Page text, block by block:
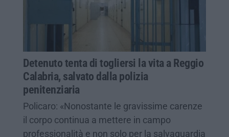
Detenuto tenta di togliersi la vita a Reggio
Calabria, salvato dalla polizia
penitenziaria
Policaro: «Nonostante le gravissime carenze
il corpo continua a mettere in campo
professionalità e non solo per la salvaguardia